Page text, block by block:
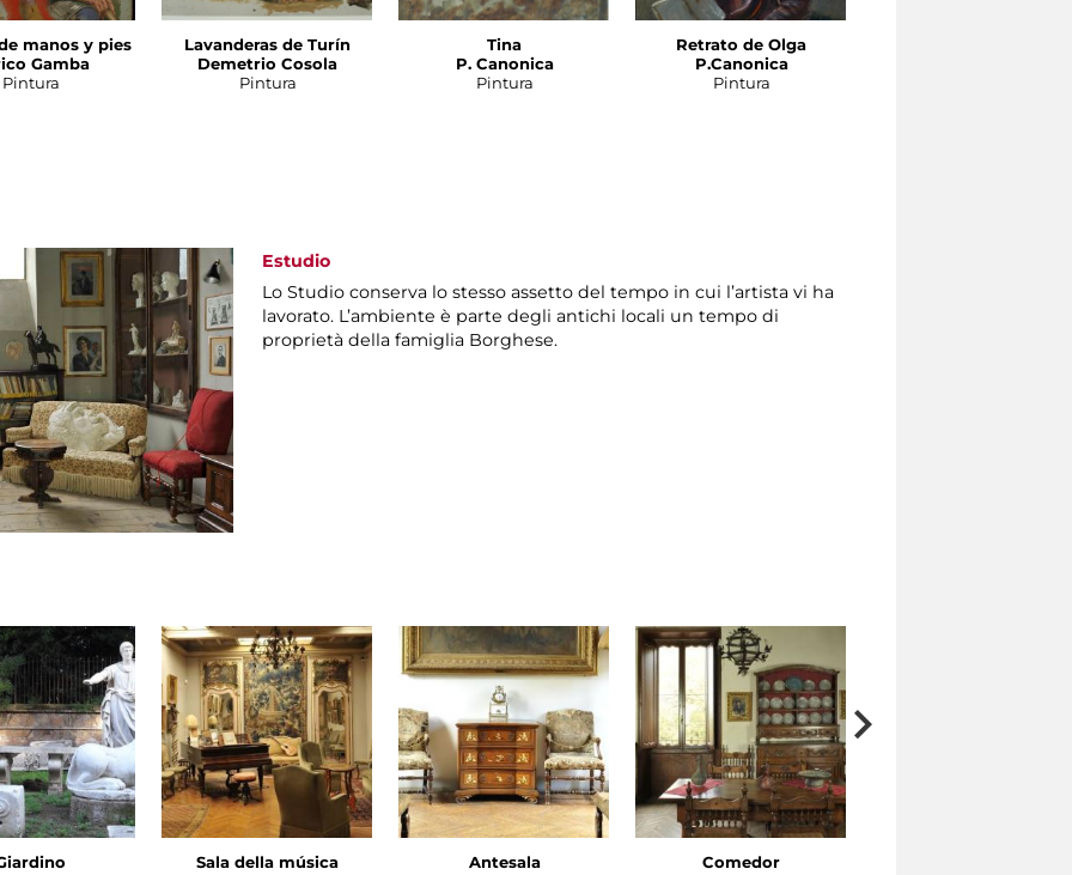
manos y pies
Gamba
Pintura
Lavanderas de Turín
Demetrio Cosola
Pintura
Tina
P. Canonica
Pintura
Retrato de Olga
P.Canonica
Pintura
Estudio
Lo Studio conserva lo stesso assetto del tempo in cui l’artista vi ha
lavorato. L’ambiente è parte degli antichi locali un tempo di
proprietà della famiglia Borghese.
Sala della música Antesala Comedor